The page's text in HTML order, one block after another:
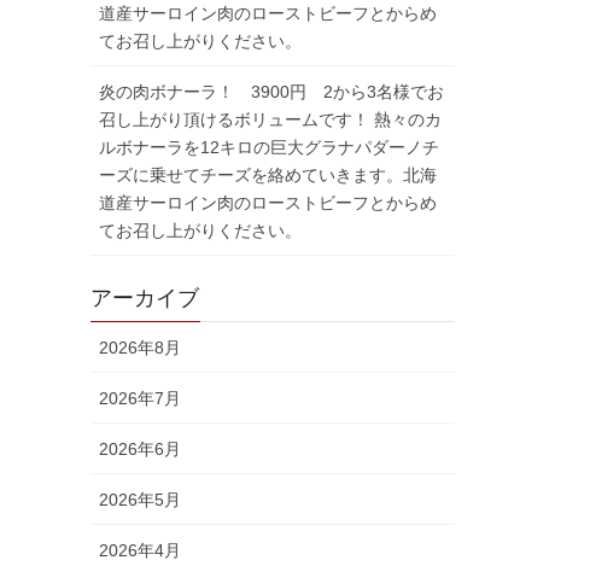
道産サーロイン肉のローストビーフとからめ
てお召し上がりください。
炎の肉ボナーラ！ 3900円 2から3名様でお
召し上がり頂けるボリュームです！ 熱々のカ
ルボナーラを12キロの巨大グラナパダーノチ
ーズに乗せてチーズを絡めていきます。北海
道産サーロイン肉のローストビーフとからめ
てお召し上がりください。
アーカイブ
2026年8月
2026年7月
2026年6月
2026年5月
2026年4月